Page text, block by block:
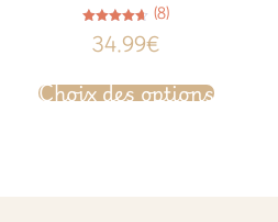
4.63
sur 5
(8)
34.99€
Choix des options